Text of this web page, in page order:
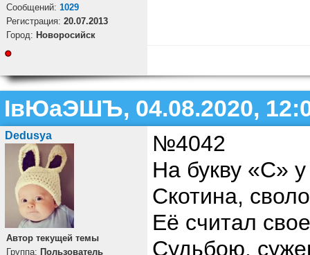
Cообщений: 1029
Регистрация: 20.07.2013
Город: Новоросийск
ІвЮаЭШЪ, 04.08.2020,
Dedusya
Автор текущей темы
Группа: Пользователь
№4042
На букву «С»
Скотина,
Её считал
Судьбою,